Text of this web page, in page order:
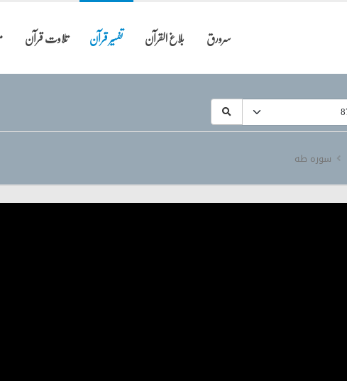
سرورق بلاغ القرآن تفسیر قرآن تلاوت قرآن
سورہ ‎طه